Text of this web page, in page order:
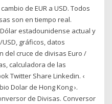
de EUR a USD. Todos
son en tiempo real.
estadounidense actual y
gráficos, datos
del cruce de divisas Euro /
calculadora de las
Twitter Share Linkedin. ‹
Dolar de Hong Kong ›.
de Divisas. Conversor